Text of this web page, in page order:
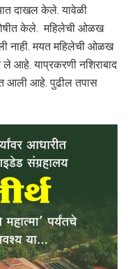
दाखल केले. यावेळी
केले. महिलेची ओळख
नाही. मयत महिलेची ओळख
ले आहे. याप्रकरणी नशिराबाद
आली आहे. पुढील तपास